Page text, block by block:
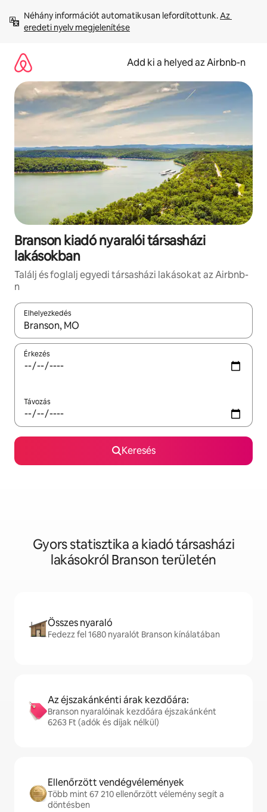
tartalomra
Néhány információt automatikusan lefordítottunk. Az
eredeti nyelv megjelenítése
Add ki a helyed az Airbnb-n
Branson kiadó nyaralói társasházi
lakásokban
Találj és foglalj egyedi társasházi lakásokat az Airbnb-
n
Elhelyezkedés
Az eredmények között a felfelé és a lefelé nyíllal
Érkezés
Távozás
Keresés
Gyors statisztika a kiadó társasházi
lakásokról Branson területén
Összes nyaraló
Fedezz fel 1680 nyaralót Branson kínálatában
Az éjszakánkénti árak kezdőára:
Branson nyaralóinak kezdőára éjszakánként
6263 Ft (adók és díjak nélkül)
Ellenőrzött vendégvélemények
Több mint 67 210 ellenőrzött vélemény segít a
döntésben